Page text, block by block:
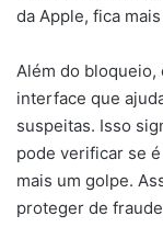
da Apple, fica
Além do
interface que
suspeitas. Isso
pode verificar se
mais um golpe.
proteger de